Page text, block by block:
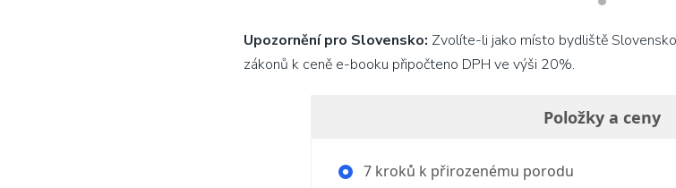
Upozornění pro Slovensko: Zvolíte-li jako místo bydliště
zákonů k ceně e-booku připočteno DPH ve výši 20%.
Položky a ceny
7 kroků k přirozenému porodu